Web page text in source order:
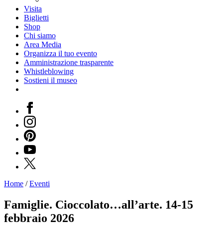
Visita
Biglietti
Shop
Chi siamo
Area Media
Organizza il tuo evento
Amministrazione trasparente
Whistleblowing
Sostieni il museo
Facebook
Instagram
Pinterest
YouTube
X
Mostre
Eventi
Archivi
Home /Eventi
Famiglie. Cioccolato…all’arte. 14-15
febbraio 2026